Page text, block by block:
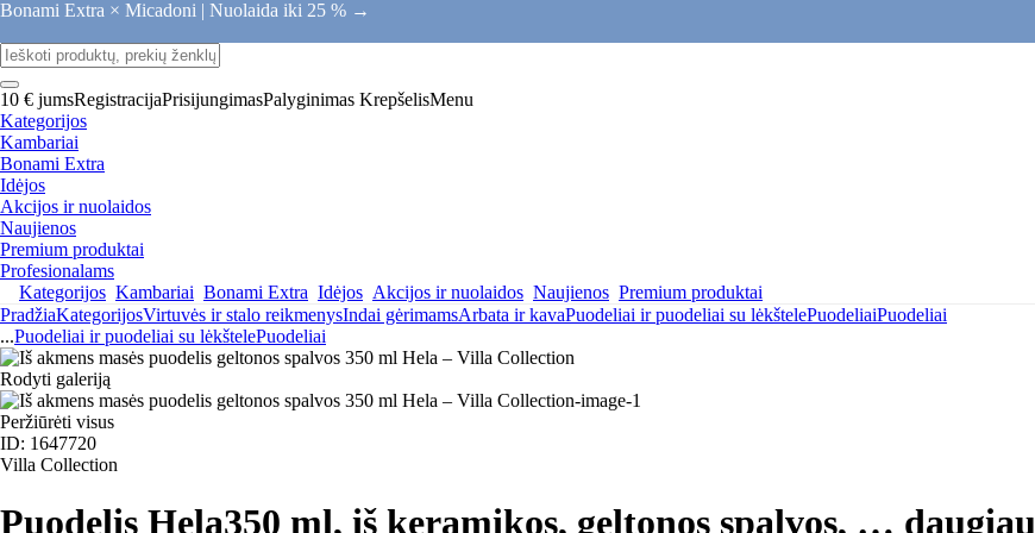
Bonami Extra × Micadoni | Nuolaida iki 25 % →
10 € jumsRegistracijaPrisijungimasPalyginimas KrepšelisMenu
Kategorijos
Kambariai
Bonami Extra
Idėjos
Akcijos ir nuolaidos
Naujienos
Premium produktai
Profesionalams
Kategorijos Kambariai Bonami Extra Idėjos Akcijos ir nuolaidos Naujienos Premium produktai
PradžiaKategorijosVirtuvės ir stalo reikmenysIndai gėrimamsArbata ir kavaPuodeliai ir puodeliai su lėkštelePuodeliaiPuodeliai
...Puodeliai ir puodeliai su lėkštelePuodeliai
Rodyti galeriją
Peržiūrėti visus
ID: 1647720
Villa Collection
Puodelis Hela350 ml, iš keramikos, geltonos spalvos, … daugiau